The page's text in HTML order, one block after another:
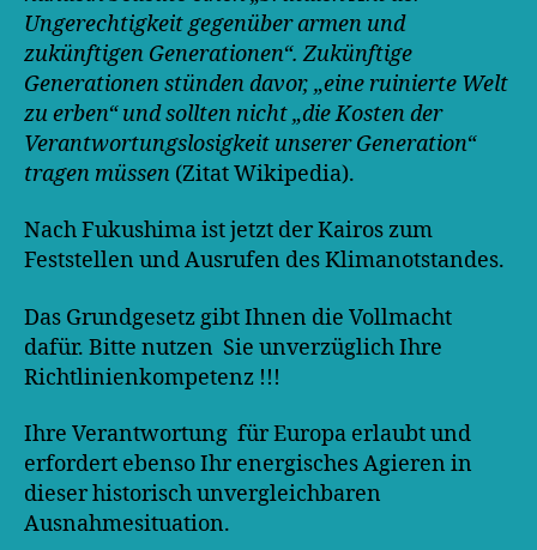
Ungerechtigkeit gegenüber armen und
zukünftigen Generationen“. Zukünftige
Generationen stünden davor, „eine ruinierte Welt
zu erben“ und sollten nicht „die Kosten der
Verantwortungslosigkeit unserer Generation“
tragen müssen (Zitat Wikipedia).
Nach Fukushima ist jetzt der Kairos zum
Feststellen und Ausrufen des Klimanotstandes.
Das Grundgesetz gibt Ihnen die Vollmacht
dafür. Bitte nutzen Sie unverzüglich Ihre
Richtlinienkompetenz !!!
Ihre Verantwortung für Europa erlaubt und
erfordert ebenso Ihr energisches Agieren in
dieser historisch unvergleichbaren
Ausnahmesituation.